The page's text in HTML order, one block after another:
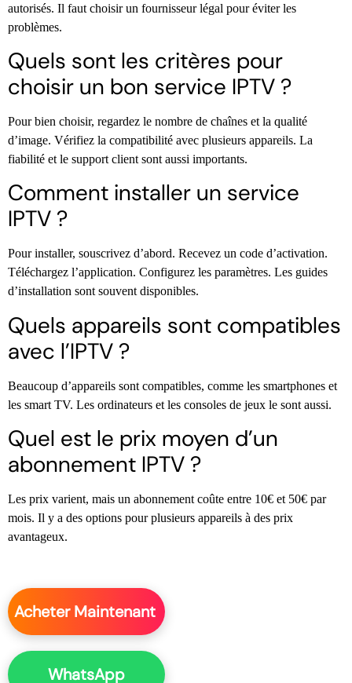
autorisés. Il faut choisir un fournisseur légal pour éviter les
problèmes.
Quels sont les critères pour
choisir un bon service IPTV ?
Pour bien choisir, regardez le nombre de chaînes et la qualité
d’image. Vérifiez la compatibilité avec plusieurs appareils. La
fiabilité et le support client sont aussi importants.
Comment installer un service
IPTV ?
Pour installer, souscrivez d’abord. Recevez un code d’activation.
Téléchargez l’application. Configurez les paramètres. Les guides
d’installation sont souvent disponibles.
Quels appareils sont compatibles
avec l’IPTV ?
Beaucoup d’appareils sont compatibles, comme les smartphones et
les smart TV. Les ordinateurs et les consoles de jeux le sont aussi.
Quel est le prix moyen d’un
abonnement IPTV ?
Les prix varient, mais un abonnement coûte entre 10€ et 50€ par
mois. Il y a des options pour plusieurs appareils à des prix
avantageux.
Acheter Maintenant
WhatsApp